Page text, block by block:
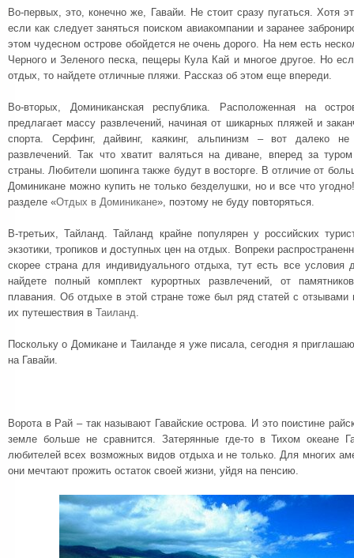
Во-первых, это, конечно же, Гавайи. Не стоит сразу пугаться. Хотя
если как следует заняться поиском авиакомпании и заранее
этом чудесном острове обойдется не очень дорого. На нем есть
Черного и Зеленого песка, пещеры Кула Кай и многое другое. Но
отдых, то найдете отличные пляжи. Рассказ об этом еще впереди.
Во-вторых, Доминиканская республика. Расположенная на
предлагает массу развлечений, начиная от шикарных пляжей и
спорта. Серфинг, дайвинг, каякинг, альпинизм – вот далеко
развлечений. Так что хватит валяться на диване, вперед за
страны. Любители шопинга также будут в восторге. В отличие от
Доминикане можно купить не только безделушки, но и все что
разделе «Отдых в Доминикане», поэтому не буду повторяться.
В-третьих, Тайланд. Тайланд крайне популярен у российских
экзотики, тропиков и доступных цен на отдых. Вопреки
скорее страна для индивидуального отдыха, тут есть все условия
найдете полный комплект курортных развлечений, от
плавания. Об отдыхе в этой стране тоже был ряд статей с отзывами
их путешествия в Таиланд.
Поскольку о Домикане и Таиланде я уже писала, сегодня я
на Гавайи.
Ворота в Рай – так называют Гавайские острова. И это поистине
земле больше не сравнится. Затерянные где-то в Тихом океане
любителей всех возможных видов отдыха и не только. Для многих
они мечтают прожить остаток своей жизни, уйдя на пенсию.